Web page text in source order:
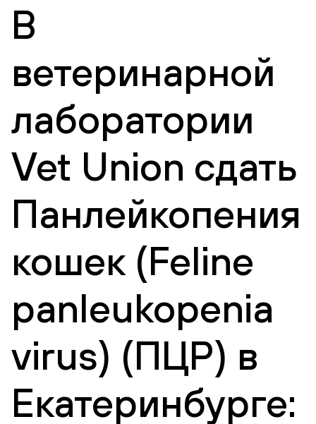
В
ветеринарной
лаборатории
Vet Union сдать
Панлейкопения
кошек (Feline
panleukopenia
virus) (ПЦР) в
Екатеринбурге: